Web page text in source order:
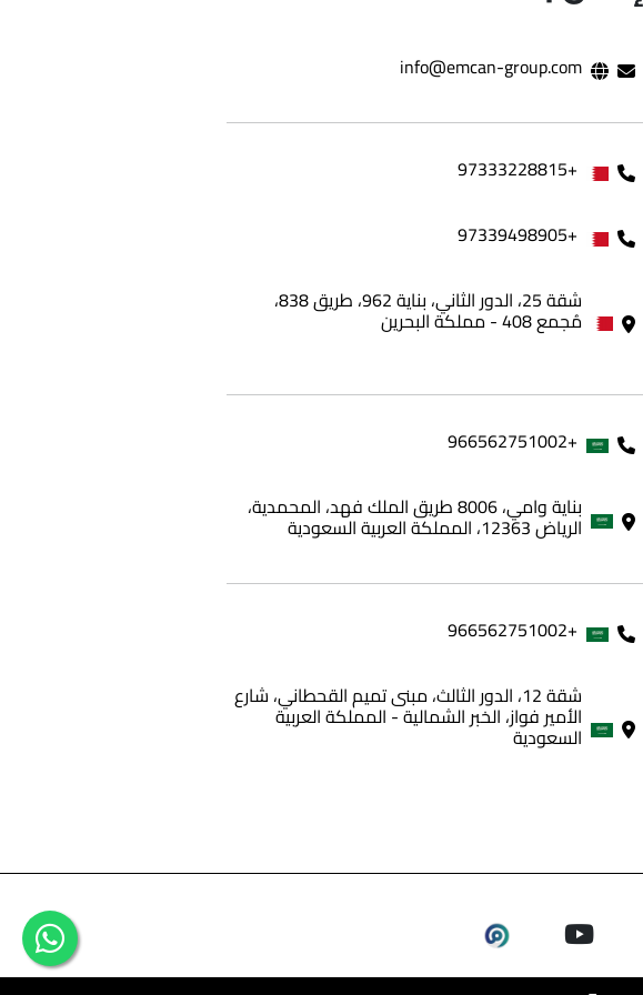
info@emcan-group.com
+97333228815
+97339498905
شقة 25، الدور الثاني، بناية 962، طريق 838،
مُجمع 408 - مملكة البحرين
+966562751002
بناية وامي، 8006 طريق الملك فهد، المحمدية،
الرياض 12363، المملكة العربية السعودية
+966562751002
شقة 12، الدور الثالث، مبنى تميم القحطاني، شارع
الأمير فواز، الخبر الشمالية - المملكة العربية
السعودية